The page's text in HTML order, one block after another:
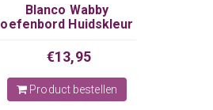
Blanco Wabby
oefenbord Huidskleur
€13,95
Product bestellen